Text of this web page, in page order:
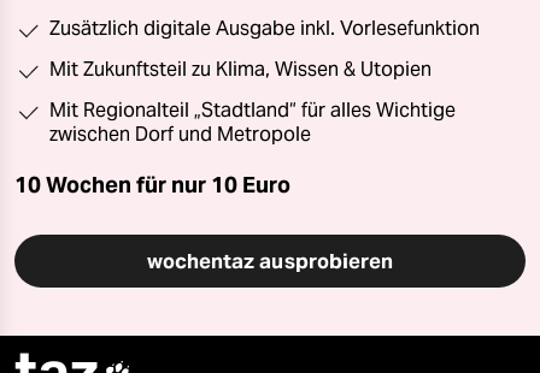
Zusätzlich digitale Ausgabe inkl. Vorlesefunktion
Mit Zukunftsteil zu Klima, Wissen & Utopien
Mit Regionalteil „Stadtland“ für alles Wichtige
zwischen Dorf und Metropole
10 Wochen für nur 10 Euro
wochentaz ausprobieren